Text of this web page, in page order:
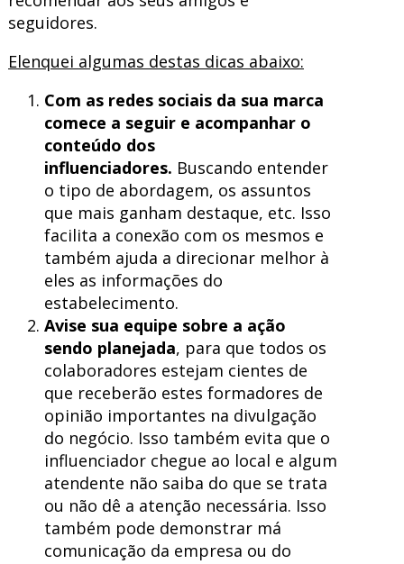
seguidores.
Elenquei algumas destas dicas abaixo:
Com as redes sociais da sua marca
comece a seguir e acompanhar o
conteúdo dos
influenciadores. Buscando entender
o tipo de abordagem, os assuntos
que mais ganham destaque, etc. Isso
facilita a conexão com os mesmos e
também ajuda a direcionar melhor à
eles as informações do
estabelecimento.
Avise sua equipe sobre a ação
sendo planejada, para que todos os
colaboradores estejam cientes de
que receberão estes formadores de
opinião importantes na divulgação
do negócio. Isso também evita que o
influenciador chegue ao local e algum
atendente não saiba do que se trata
ou não dê a atenção necessária. Isso
também pode demonstrar má
comunicação da empresa ou do